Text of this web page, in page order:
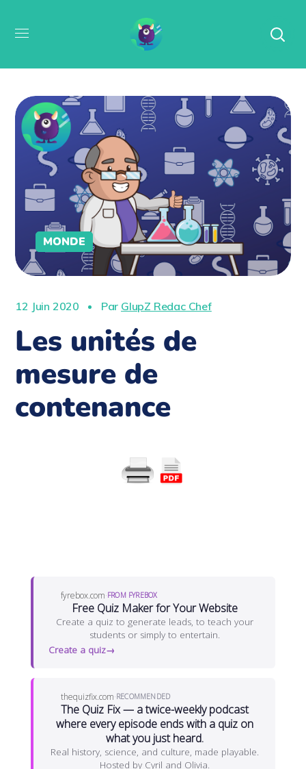
MONDE
12 Juin 2020 Par GlupZ Redac Chef
Les unités de
mesure de
contenance